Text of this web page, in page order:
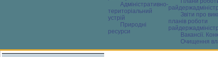
Адміністративно-
територіальний
устрій
Природні
ресурси
Звіти про
планів роботи
Вакансії.
Очищення